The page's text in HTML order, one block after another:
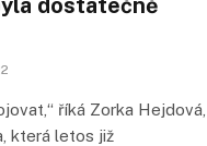
dostatečně
říká Zorka Hejdová,
která letos již